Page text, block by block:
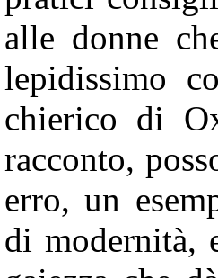
alle donne
lepidissimo
chierico di
racconto,
erro, un
di modernità,